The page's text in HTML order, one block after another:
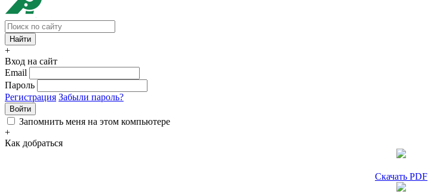
+
Вход на сайт
Email
Пароль
Регистрация Забыли пароль?
Войти
Запомнить меня на этом компьютере
+
Как добраться
Скачать PDF